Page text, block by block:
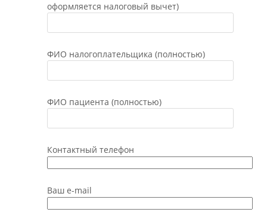
оформляется налоговый вычет)
ФИО налогоплательщика (полностью)
ФИО пациента (полностью)
Контактный телефон
Ваш e-mail